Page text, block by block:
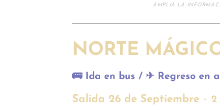
AMPLIÁ LA
NORTE
🚌 Ida en bus / ✈ Regreso en
Salida 26 de Septiembre - 2